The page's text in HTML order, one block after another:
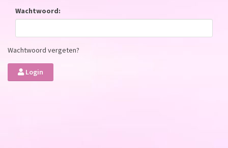
Wachtwoord:
Wachtwoord vergeten?
Login